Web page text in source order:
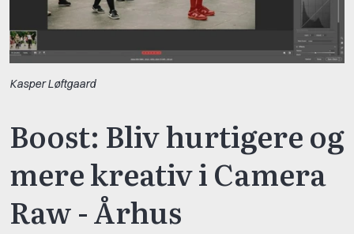
Kasper Løftgaard
Boost: Bliv hurtigere og
mere kreativ i Camera
Raw - Århus